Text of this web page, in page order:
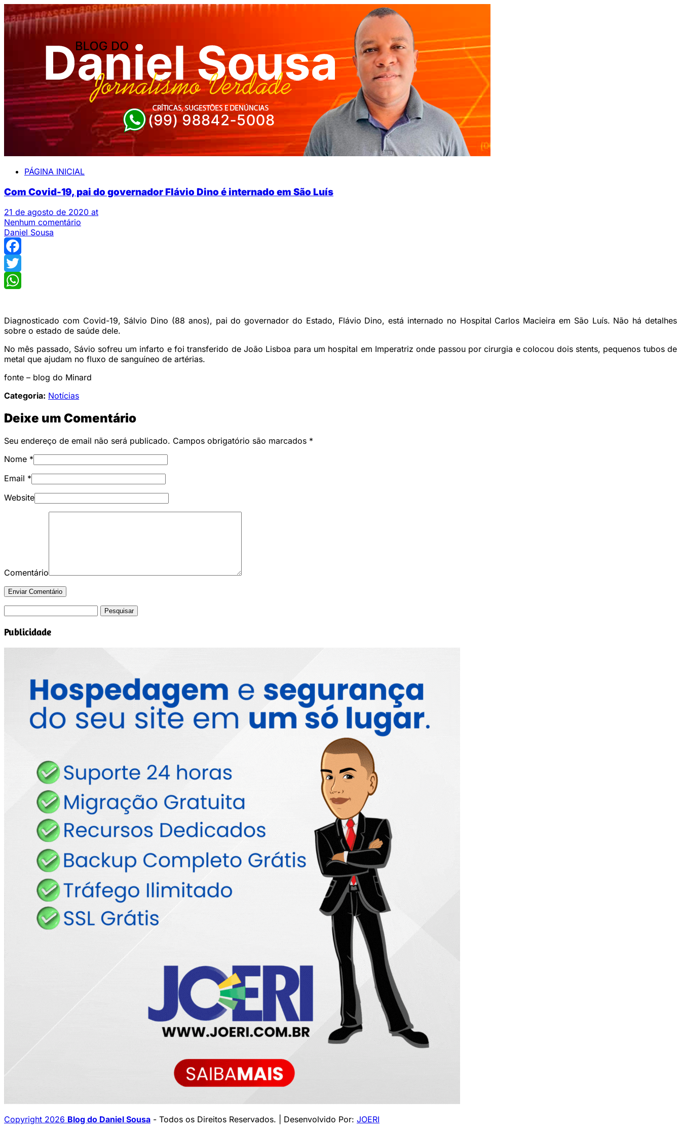
PÁGINA INICIAL
Com Covid-19, pai do governador Flávio Dino é internado em São Luís
21 de agosto de 2020 at
Nenhum comentário
Daniel Sousa
Facebook
Twitter
Diagnosticado com Covid-19, Sálvio Dino (88 anos), pai do governador do Estado, Flávio Dino, está internado no Hospital Carlos Macieira em São Luís. Não há detalhes
sobre o estado de saúde dele.
No mês passado, Sávio sofreu um infarto e foi transferido de João Lisboa para um hospital em Imperatriz onde passou por cirurgia e colocou dois stents, pequenos tubos de
metal que ajudam no fluxo de sanguíneo de artérias.
fonte – blog do Minard
Categoria: Notícias
Deixe um Comentário
Seu endereço de email não será publicado. Campos obrigatório são marcados *
Nome *
Email *
Website
Comentário
Publicidade
Copyright 2026 Blog do Daniel Sousa - Todos os Direitos Reservados. | Desenvolvido Por: JOERI